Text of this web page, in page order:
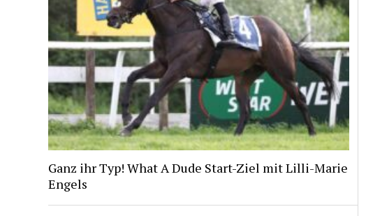
Ganz ihr Typ! What A Dude Start-Ziel mit Lilli-Marie
Engels